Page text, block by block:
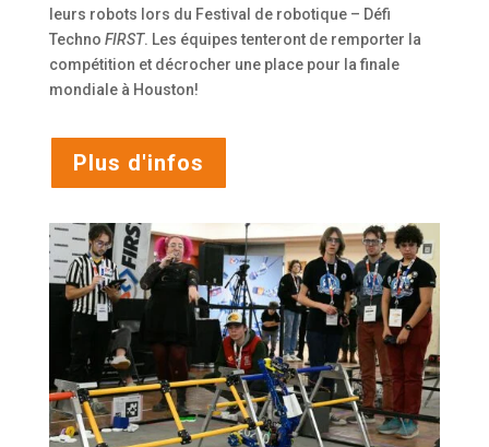
leurs robots lors du Festival de robotique – Défi
Techno FIRST. Les équipes tenteront de remporter la
compétition et décrocher une place pour la finale
mondiale à Houston!
Plus d'infos